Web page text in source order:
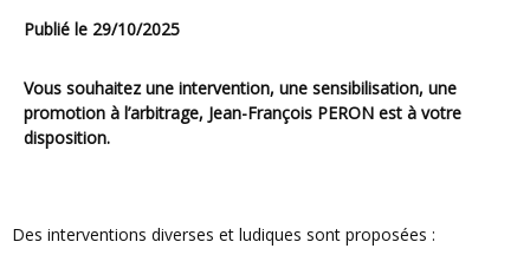
Publié le 29/10/2025
Vous souhaitez une intervention, une sensibilisation, une
promotion à l’arbitrage, Jean-François PERON est à votre
disposition.
Des interventions diverses et ludiques sont proposées :